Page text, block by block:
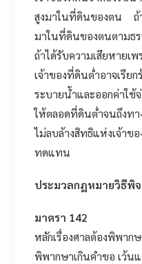
สูงมาในที่ดินของตน ถ้
มาในที่ดินของตนตามธ
ถ้าได้รับความเสียหา
เจ้าของที่ดินต่ำอาจเรีย
ระบายน้ำและออกค่าใ
ให้ตลอดที่ดินต่ำจนถึงท
ไม่ลบล้างสิทธิแห่งเจ้าข
ทดแทน
ประมวลกฎหมายวิธีพิ
มาตรา 142
หลักเรื่องศาลต้องพิพา
พิพากษาเกินคำขอ เว้